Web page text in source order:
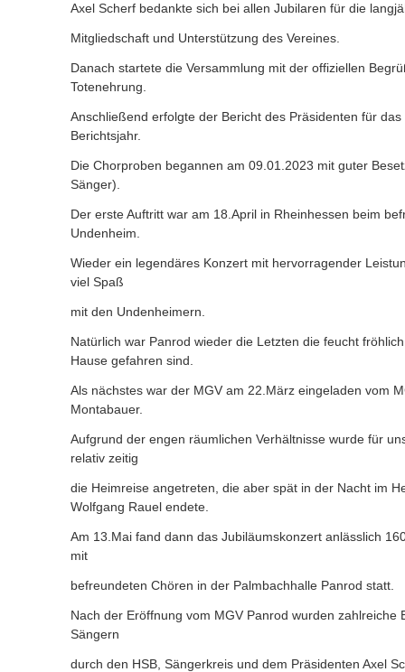
Axel Scherf bedankte sich bei allen Jubilaren für die
Mitgliedschaft und Unterstützung des Vereines.
Danach startete die Versammlung mit der offiziellen
Totenehrung.
Anschließend erfolgte der Bericht des Präsidenten für
Berichtsjahr.
Die Chorproben begannen am 09.01.2023 mit guter
Sänger).
Der erste Auftritt war am 18.April in Rheinhessen beim
Undenheim.
Wieder ein legendäres Konzert mit hervorragender
viel Spaß
mit den Undenheimern.
Natürlich war Panrod wieder die Letzten die feucht
Hause gefahren sind.
Als nächstes war der MGV am 22.März eingeladen vom
Montabauer.
Aufgrund der engen räumlichen Verhältnisse wurde für
relativ zeitig
die Heimreise angetreten, die aber spät in der Nacht im
Wolfgang Rauel endete.
Am 13.Mai fand dann das Jubiläumskonzert anlässlich
mit
befreundeten Chören in der Palmbachhalle Panrod statt.
Nach der Eröffnung vom MGV Panrod wurden zahlreiche
Sängern
durch den HSB, Sängerkreis und dem Präsidenten Axel